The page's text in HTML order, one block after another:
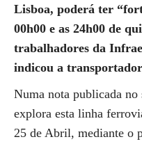
Lisboa, poderá ter
00h00 e as 24h00 de
trabalhadores da
indicou a
Numa nota publicada no
explora esta linha
25 de Abril, mediante o